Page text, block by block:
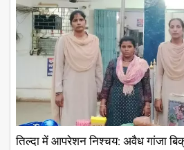
तिल्दा में आपरेशन निश्चय: अवैध गांजा